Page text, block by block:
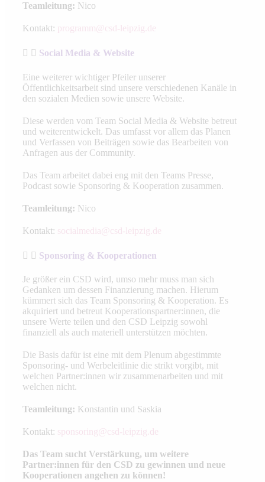
Teamleitung: Nico
Kontakt: programm@csd-leipzig.de
Social Media & Website
Eine weiterer wichtiger Pfeiler unserer
Öffentlichkeitsarbeit sind unsere verschiedenen Kanäle in
den sozialen Medien sowie unsere Website.
Diese werden vom Team Social Media & Website betreut
und weiterentwickelt. Das umfasst vor allem das Planen
und Verfassen von Beiträgen sowie das Bearbeiten von
Anfragen aus der Community.
Das Team arbeitet dabei eng mit den Teams Presse,
Podcast sowie Sponsoring & Kooperation zusammen.
Teamleitung: Nico
Kontakt: socialmedia@csd-leipzig.de
Sponsoring & Kooperationen
Je größer ein CSD wird, umso mehr muss man sich
Gedanken um dessen Finanzierung machen. Hierum
kümmert sich das Team Sponsoring & Kooperation. Es
akquiriert und betreut Kooperationspartner:innen, die
unsere Werte teilen und den CSD Leipzig sowohl
finanziell als auch materiell unterstützen möchten.
Die Basis dafür ist eine mit dem Plenum abgestimmte
Sponsoring- und Werbeleitlinie die strikt vorgibt, mit
welchen Partner:innen wir zusammenarbeiten und mit
welchen nicht.
Teamleitung: Konstantin und Saskia
Kontakt: sponsoring@csd-leipzig.de
Das Team sucht Verstärkung, um weitere
Partner:innen für den CSD zu gewinnen und neue
Kooperationen angehen zu können!